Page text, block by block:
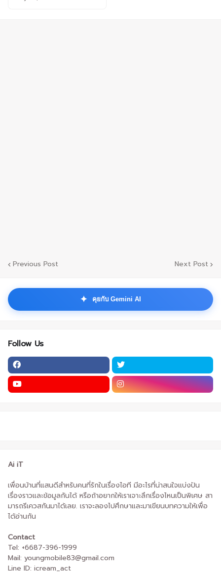
Previous Post Next Post
✦ คุยกับ Gemini AI
Follow Us
Ai iT
เพื่อนบ้านที่แสนดีสำหรับคนที่รักในเรื่องไอที มีอะไรที่น่าสนใจแบ่งปัน
เรื่องราวและข้อมูลกันได้ หรือถ้าอยากให้เราเจาะลึกเรื่องไหนเป็นพิเศษ สา
มารถรีเควสกันมาได้เลย. เราจะลองไปศึกษาและมาเขียนบทความให้เพื่อ
ได้อ่านกัน
Contact
Tel: +6687-396-1999
Mail: youngmobile83@gmail.com
Line ID: icream_act